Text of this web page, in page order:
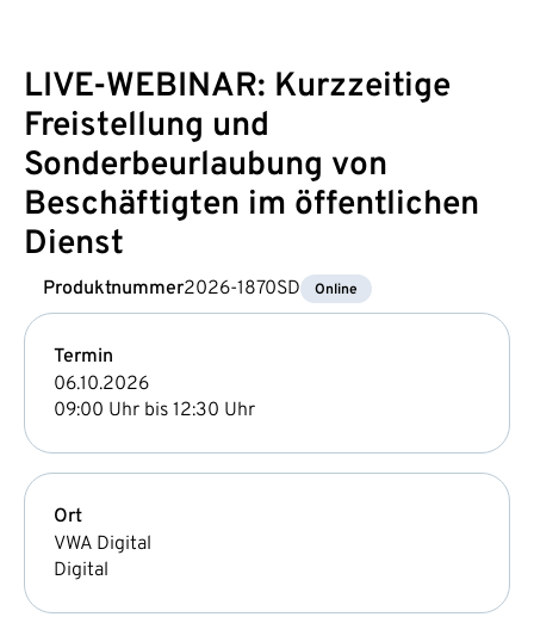
LIVE-WEBINAR: Kurzzeitige
Freistellung und
Sonderbeurlaubung von
Beschäftigten im öffentlichen
Dienst
Produktnummer2026-1870SD Online
Termin
06.10.2026
09:00 Uhr bis 12:30 Uhr
Ort
VWA Digital
Digital